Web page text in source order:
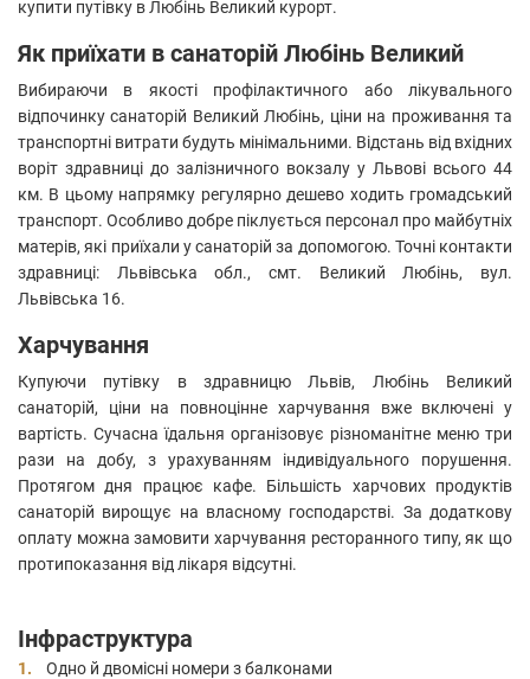
купити путівку в Любінь Великий курорт.
Як приїхати в санаторій Любінь Великий
Вибираючи в якості профілактичного або лікувального
відпочинку санаторій Великий Любінь, ціни на проживання та
транспортні витрати будуть мінімальними. Відстань від вхідних
воріт здравниці до залізничного вокзалу у Львові всього 44
км. В цьому напрямку регулярно дешево ходить громадський
транспорт. Особливо добре піклується персонал про майбутніх
матерів, які приїхали у санаторій за допомогою. Точні контакти
здравниці: Львівська обл., смт. Великий Любінь, вул.
Львівська 16.
Харчування
Купуючи путівку в здравницю Львів, Любінь Великий
санаторій, ціни на повноцінне харчування вже включені у
вартість. Сучасна їдальня організовує різноманітне меню три
рази на добу, з урахуванням індивідуального порушення.
Протягом дня працює кафе. Більшість харчових продуктів
санаторій вирощує на власному господарстві. За додаткову
оплату можна замовити харчування ресторанного типу, як що
протипоказання від лікаря відсутні.
Інфраструктура
Одно й двомісні номери з балконами